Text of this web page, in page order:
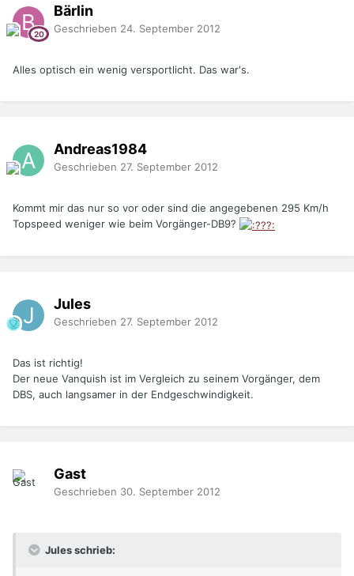
Bärlin
Geschrieben 24. September 2012
Alles optisch ein wenig versportlicht. Das war's.
Andreas1984
Geschrieben 27. September 2012
Kommt mir das nur so vor oder sind die angegebenen 295 Km/h
Topspeed weniger wie beim Vorgänger-DB9?
Jules
Geschrieben 27. September 2012
Das ist richtig!
Der neue Vanquish ist im Vergleich zu seinem Vorgänger, dem
DBS, auch langsamer in der Endgeschwindigkeit.
Gast
Geschrieben 30. September 2012
Jules schrieb: